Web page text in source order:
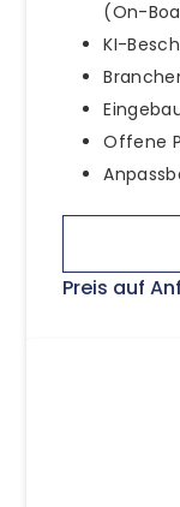
(On-
KI-
Offene
Preis auf